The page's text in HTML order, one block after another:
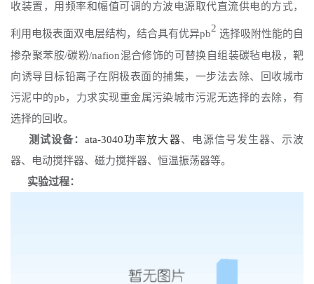
收装置，用频率和幅值可调的方波电源取代直流供电的方式，
利用电极表面双电层结构，结合具有优异pb
2
选择吸附性能的自
掺杂聚苯胺/碳粉/nafion混合修饰的可替换自组装碳毡电极，靶
向诱导目标铅离子在阴极表面的捕集，一步法去除、回收城市
污泥中的pb，力求实现重金属污染城市污泥无选择的去除，有
选择的回收。
测试设备：ata-3040功率放大器、电源信号发生器、示波
器、电动搅拌器、磁力搅拌器、恒温振荡器等。
实验过程：